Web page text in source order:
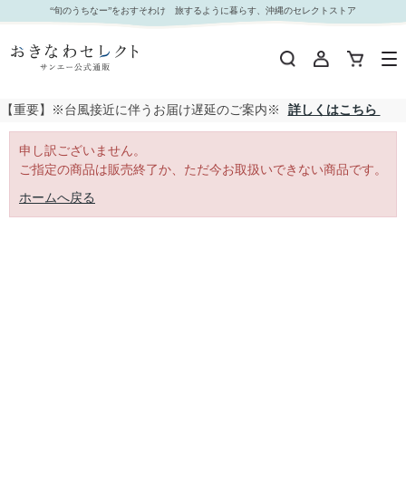
｜おきなわセレクト サンエー公式通販
“旬のうちなー”をおすそわけ 旅するように暮らす、沖縄のセレクトストア
【重要】※台風接近に伴うお届け遅延のご案内※ 詳しくはこちら
申し訳ございません。
ご指定の商品は販売終了か、ただ今お取扱いできない商品です。
ホームへ戻る